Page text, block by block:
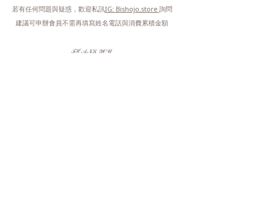
若有任何問題與疑惑，歡迎私訊IG: Bishojo.store 詢問
建議可申辦會員不需再填寫姓名電話與消費累積金額
𝒯ℋ𝒜𝒩𝒦 𝒴𝒪𝒰